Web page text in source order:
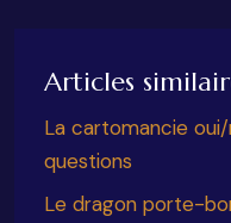
Articles
La cartomancie
questions
Le dragon porte-